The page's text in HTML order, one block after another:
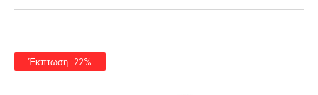
Έκπτωση -22%